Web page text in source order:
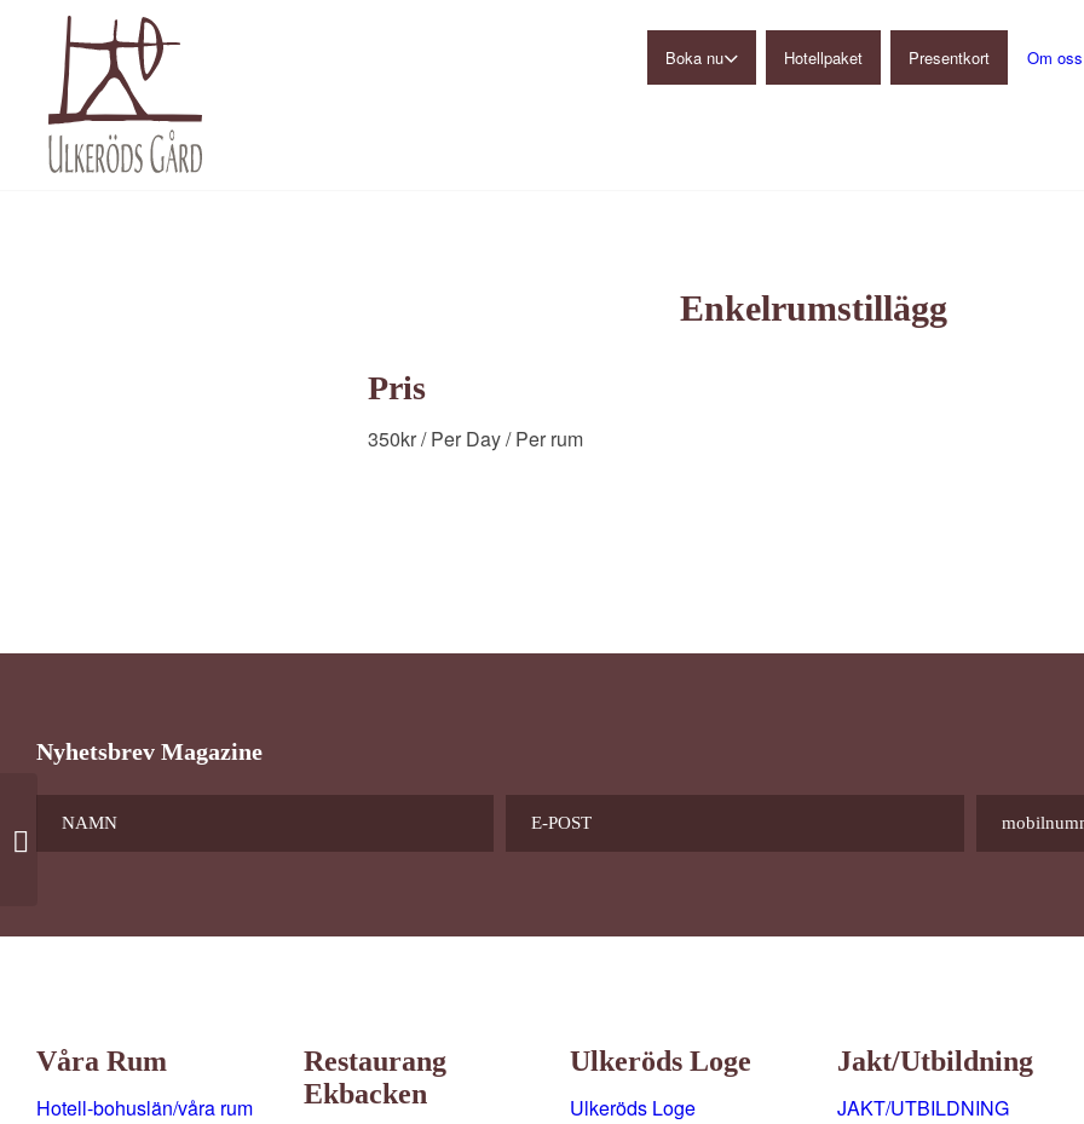
Boka nu Hotellpaket Presentkort Om oss
Enkelrumstillägg
Pris
350kr/ Per Day/ Per rum
Våra Rum
Hotell-bohuslän/våra rum
Restaurang
Ekbacken
Ulkeröds Loge
Ulkeröds Loge
Jakt/utbildning
JAKT/UTBILDNING
Nyhetsbrev Magazine